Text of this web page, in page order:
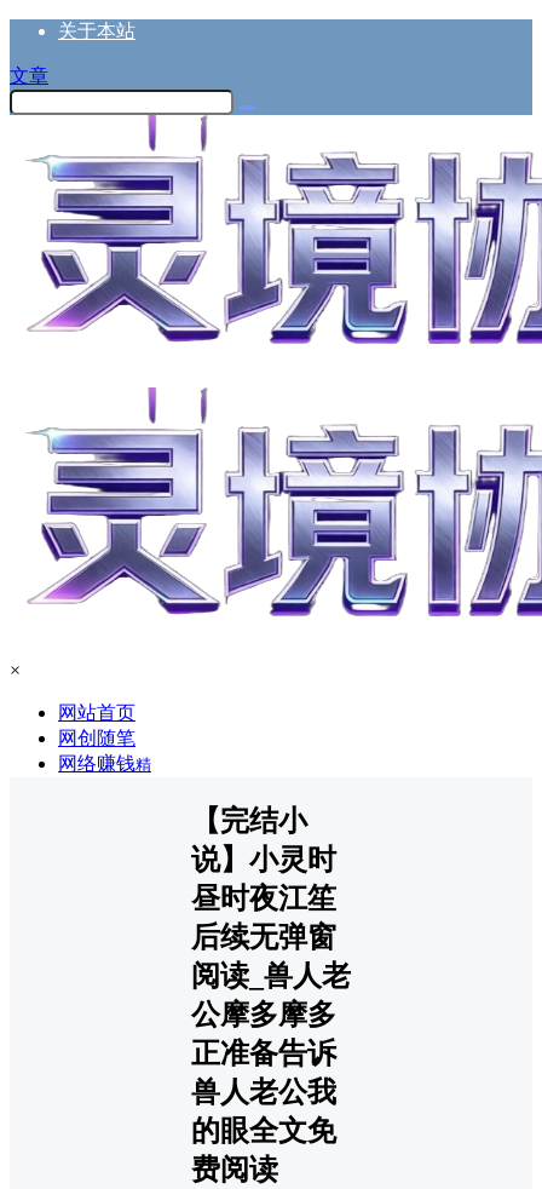
关于本站
文章
×
网站首页
网创随笔
网络赚钱精
【完结小
说】小灵时
昼时夜江笙
后续无弹窗
阅读_兽人老
公摩多摩多
正准备告诉
兽人老公我
的眼全文免
费阅读